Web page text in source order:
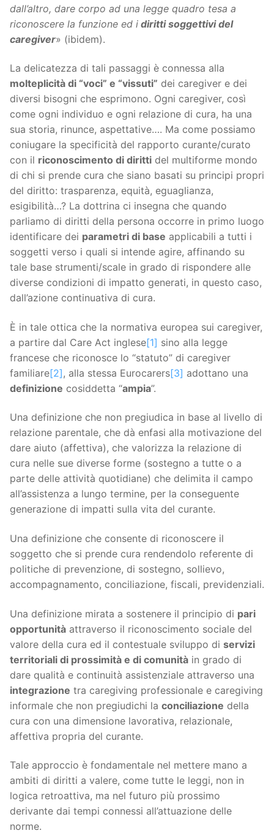
dall’altro, dare corpo ad una legge quadro tesa a
riconoscere la funzione ed i diritti soggettivi del
caregiver» (ibidem).
La delicatezza di tali passaggi è connessa alla
molteplicità di “voci” e “vissuti” dei caregiver e dei
diversi bisogni che esprimono. Ogni caregiver, così
come ogni individuo e ogni relazione di cura, ha una
sua storia, rinunce, aspettative…. Ma come possiamo
coniugare la specificità del rapporto curante/curato
con il riconoscimento di diritti del multiforme mondo
di chi si prende cura che siano basati su principi propri
del diritto: trasparenza, equità, eguaglianza,
esigibilità…? La dottrina ci insegna che quando
parliamo di diritti della persona occorre in primo luogo
identificare dei parametri di base applicabili a tutti i
soggetti verso i quali si intende agire, affinando su
tale base strumenti/scale in grado di rispondere alle
diverse condizioni di impatto generati, in questo caso,
dall’azione continuativa di cura.
È in tale ottica che la normativa europea sui caregiver,
a partire dal Care Act inglese[1] sino alla legge
francese che riconosce lo “statuto” di caregiver
familiare[2], alla stessa Eurocarers[3] adottano una
definizione cosiddetta “ampia”.
Una definizione che non pregiudica in base al livello di
relazione parentale, che dà enfasi alla motivazione del
dare aiuto (affettiva), che valorizza la relazione di
cura nelle sue diverse forme (sostegno a tutte o a
parte delle attività quotidiane) che delimita il campo
all’assistenza a lungo termine, per la conseguente
generazione di impatti sulla vita del curante.
Una definizione che consente di riconoscere il
soggetto che si prende cura rendendolo referente di
politiche di prevenzione, di sostegno, sollievo,
accompagnamento, conciliazione, fiscali, previdenziali.
Una definizione mirata a sostenere il principio di pari
opportunità attraverso il riconoscimento sociale del
valore della cura ed il contestuale sviluppo di servizi
territoriali di prossimità e di comunità in grado di
dare qualità e continuità assistenziale attraverso una
integrazione tra caregiving professionale e caregiving
informale che non pregiudichi la conciliazione della
cura con una dimensione lavorativa, relazionale,
affettiva propria del curante.
Tale approccio è fondamentale nel mettere mano a
ambiti di diritti a valere, come tutte le leggi, non in
logica retroattiva, ma nel futuro più prossimo
derivante dai tempi connessi all’attuazione delle
norme.